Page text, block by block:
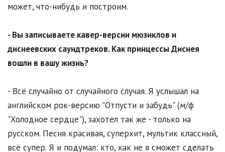
может, что-нибудь и построим.
- Вы записываете кавер-версии мюзиклов и
диснеевских саундтреков. Как принцессы Диснея
вошли в вашу жизнь?
- Всё случайно от случайного случая. Я услышал на
английском рок-версию "Отпусти и забудь" (м/ф
"Холодное сердце"), захотел так же - только на
русском. Песня красивая, суперхит, мультик классный,
всё супер. Я и подумал: кто, как не я сможет сделать